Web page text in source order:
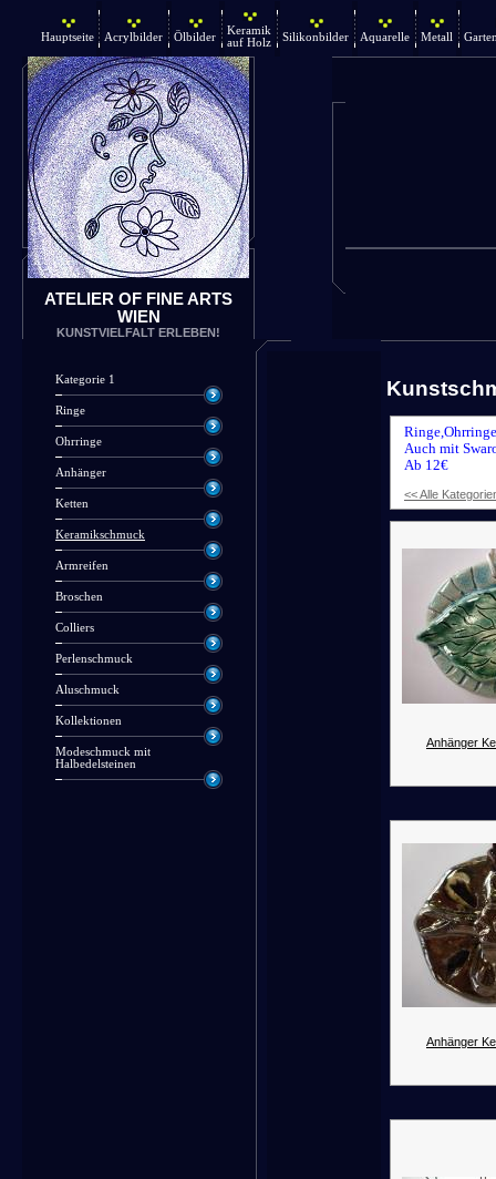
Hauptseite Acrylbilder Ölbilder
Keramik
auf Holz
Silikonbilder Aquarelle Metall
ATELIER OF FINE ARTS
WIEN
KUNSTVIELFALT ERLEBEN!
Kategorie 1
Ringe
Ohrringe
Anhänger
Ketten
Keramikschmuck
Armreifen
Broschen
Colliers
Perlenschmuck
Aluschmuck
Kollektionen
Modeschmuck mit
Halbedelsteinen
Auch mit
Ab 12€
<< Alle
Anhänger
Anhänger